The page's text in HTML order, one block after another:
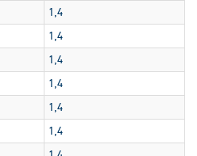
1,4
1,4
1,4
1,4
1,4
1,4